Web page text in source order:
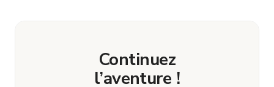
Continuez
l’aventure !